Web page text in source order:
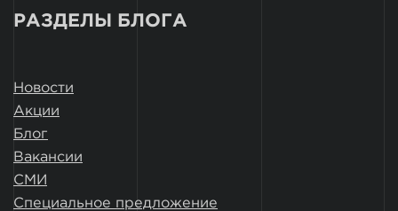
РАЗДЕЛЫ БЛОГА
Новости
Акции
Блог
Вакансии
СМИ
Специальное предложение